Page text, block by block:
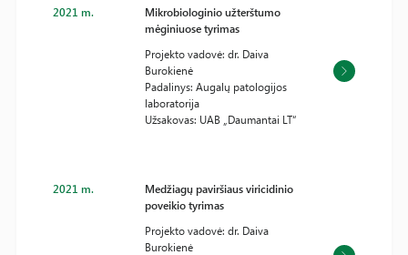
2021 m.
Mikrobiologinio užterštumo
mėginiuose tyrimas
Projekto vadovė: dr. Daiva
Burokienė
Padalinys: Augalų patologijos
laboratorija
Užsakovas: UAB „Daumantai LT“
2021 m.
Medžiagų paviršiaus viricidinio
poveikio tyrimas
Projekto vadovė: dr. Daiva
Burokienė